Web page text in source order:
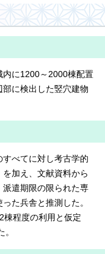
に1200～2000棟配置
に検出した竪穴建物
べてに対し考古学的
加え、文献資料から
遣期限の限られた専
た兵舎と推測した。
棟程度の利用と仮定